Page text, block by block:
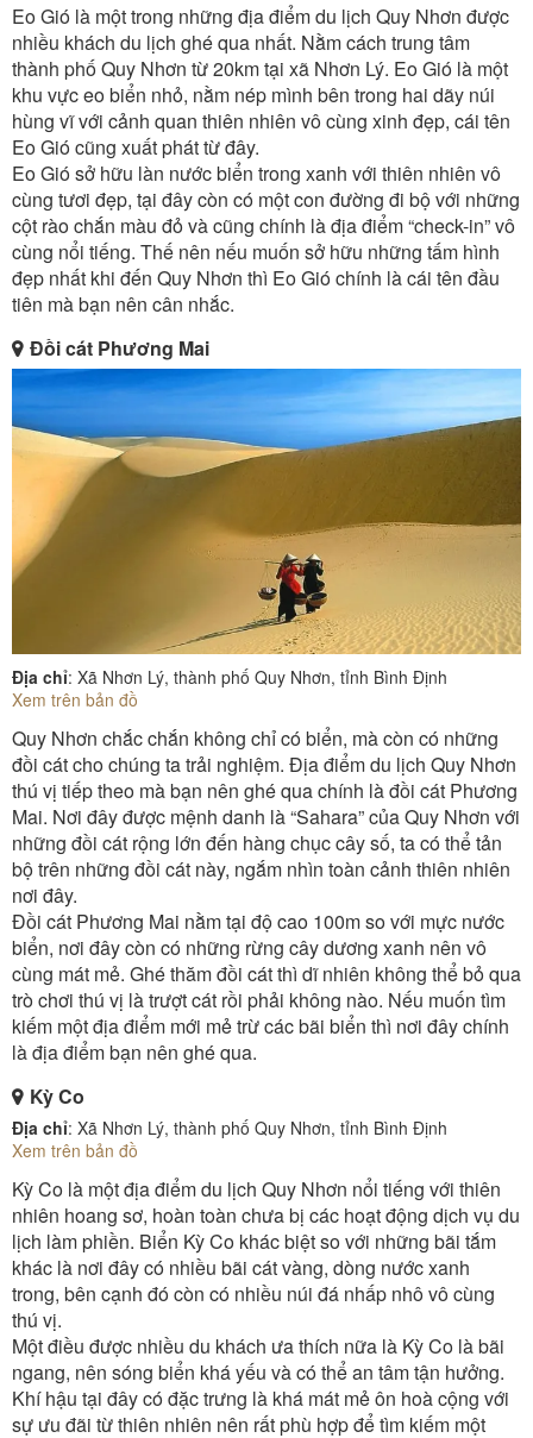
Eo Gió là một trong những địa điểm du lịch Quy Nhơn được
nhiều khách du lịch ghé qua nhất. Nằm cách trung tâm
thành phố Quy Nhơn từ 20km tại xã Nhơn Lý. Eo Gió là một
khu vực eo biển nhỏ, nằm nép mình bên trong hai dãy núi
hùng vĩ với cảnh quan thiên nhiên vô cùng xinh đẹp, cái tên
Eo Gió cũng xuất phát từ đây.
Eo Gió sở hữu làn nước biển trong xanh với thiên nhiên vô
cùng tươi đẹp, tại đây còn có một con đường đi bộ với những
cột rào chắn màu đỏ và cũng chính là địa điểm “check-in” vô
cùng nổi tiếng. Thế nên nếu muốn sở hữu những tấm hình
đẹp nhất khi đến Quy Nhơn thì Eo Gió chính là cái tên đầu
tiên mà bạn nên cân nhắc.
Đồi cát Phương Mai
Địa chỉ: Xã Nhơn Lý, thành phố Quy Nhơn, tỉnh Bình Định
Xem trên bản đồ
Quy Nhơn chắc chắn không chỉ có biển, mà còn có những
đồi cát cho chúng ta trải nghiệm. Địa điểm du lịch Quy Nhơn
thú vị tiếp theo mà bạn nên ghé qua chính là đồi cát Phương
Mai. Nơi đây được mệnh danh là “Sahara” của Quy Nhơn với
những đồi cát rộng lớn đến hàng chục cây số, ta có thể tản
bộ trên những đồi cát này, ngắm nhìn toàn cảnh thiên nhiên
nơi đây.
Đồi cát Phương Mai nằm tại độ cao 100m so với mực nước
biển, nơi đây còn có những rừng cây dương xanh nên vô
cùng mát mẻ. Ghé thăm đồi cát thì dĩ nhiên không thể bỏ qua
trò chơi thú vị là trượt cát rồi phải không nào. Nếu muốn tìm
kiếm một địa điểm mới mẻ trừ các bãi biển thì nơi đây chính
là địa điểm bạn nên ghé qua.
Kỳ Co
Địa chỉ: Xã Nhơn Lý, thành phố Quy Nhơn, tỉnh Bình Định
Xem trên bản đồ
Kỳ Co là một địa điểm du lịch Quy Nhơn nổi tiếng với thiên
nhiên hoang sơ, hoàn toàn chưa bị các hoạt động dịch vụ du
lịch làm phiền. Biển Kỳ Co khác biệt so với những bãi tắm
khác là nơi đây có nhiều bãi cát vàng, dòng nước xanh
trong, bên cạnh đó còn có nhiều núi đá nhấp nhô vô cùng
thú vị.
Một điều được nhiều du khách ưa thích nữa là Kỳ Co là bãi
ngang, nên sóng biển khá yếu và có thể an tâm tận hưởng.
Khí hậu tại đây có đặc trưng là khá mát mẻ ôn hoà cộng với
sự ưu đãi từ thiên nhiên nên rất phù hợp để tìm kiếm một